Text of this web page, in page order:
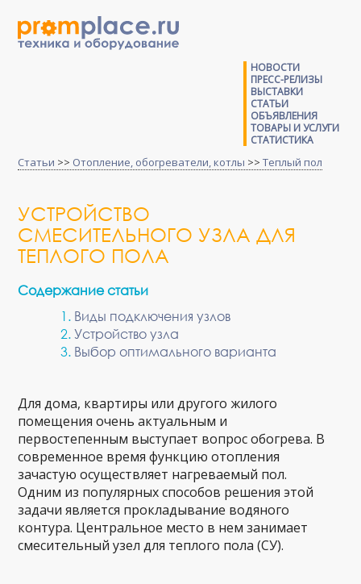
НОВОСТИ
ПРЕСС-РЕЛИЗЫ
ВЫСТАВКИ
СТАТЬИ
ОБЪЯВЛЕНИЯ
ТОВАРЫ И УСЛУГИ
СТАТИСТИКА
Статьи >> Отопление, обогреватели, котлы >>Теплый пол
УСТРОЙСТВО
СМЕСИТЕЛЬНОГО УЗЛА ДЛЯ
ТЕПЛОГО ПОЛА
Содержание статьи
Виды подключения узлов
Устройство узла
Выбор оптимального варианта
Для дома, квартиры или другого жилого
помещения очень актуальным и
первостепенным выступает вопрос обогрева. В
современное время функцию отопления
зачастую осуществляет нагреваемый пол.
Одним из популярных способов решения этой
задачи является прокладывание водяного
контура. Центральное место в нем занимает
смесительный узел для теплого пола(СУ).